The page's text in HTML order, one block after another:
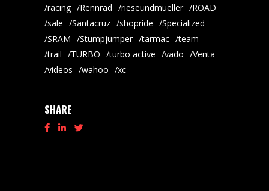
racing
Rennrad rieseundmueller
ROAD
sale
Santacruz shopride
Specialized
SRAM
Stumpjumper tarmac
team
trail
TURBO turbo active vado
Venta
videos
wahoo xc
SHARE